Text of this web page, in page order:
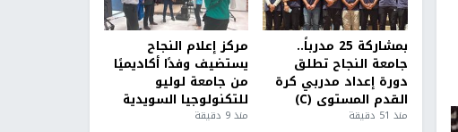
بمشاركة 25 مدرباً..
جامعة النجاح تطلق
دورة إعداد مدربي كرة
القدم المستوى (C)
منذ 51 دقيقة
مركز إعلام النجاح
يستضيف وفدًا أكاديميًا
من جامعة لوليو
للتكنولوجيا السويدية
منذ 9 دقيقة